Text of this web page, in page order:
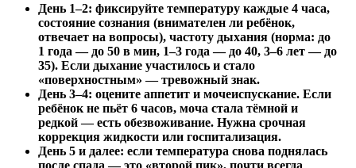
День 1–2: фиксируйте температуру каждые 4 часа,
состояние сознания (внимателен ли ребёнок,
отвечает на вопросы), частоту дыхания (норма: до
1 года — до 50 в мин, 1–3 года — до 40, 3–6 лет — до
35). Если дыхание участилось и стало
«поверхностным» — тревожный знак.
День 3–4: оцените аппетит и мочеиспускание. Если
ребёнок не пьёт 6 часов, моча стала тёмной и
редкой — есть обезвоживание. Нужна срочная
коррекция жидкости или госпитализация.
День 5 и далее: если температура снова поднялась
после спада — это «второй пик», почти всегда